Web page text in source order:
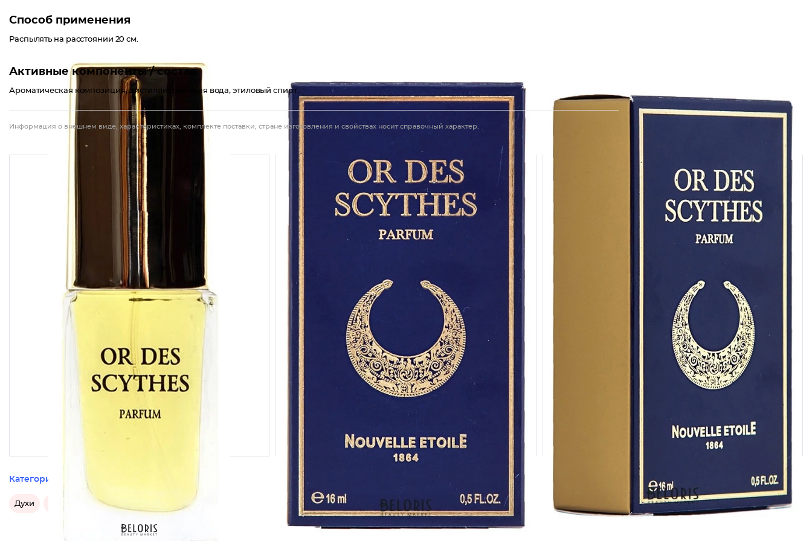
Способ применения
Распылять на расстоянии 20 см.
Активные компоненты / состав
Ароматическая композиция, дистиллированная вода, этиловый спирт.
Информация о внешнем виде, характеристиках, комплекте поставки, стране изготовления и свойствах носит справочный характер.
Категории этого товара
Духи Духи Новая Заря Российские духи